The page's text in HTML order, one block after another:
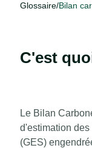
Glossaire/Bilan
C'est
Le Bilan
d'estimation
(GES)